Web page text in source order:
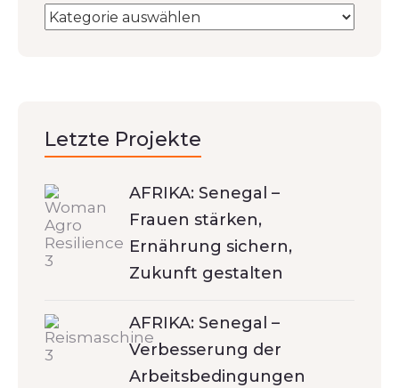
Letzte Projekte
AFRIKA: Senegal –
Frauen stärken,
Ernährung sichern,
Zukunft gestalten
AFRIKA: Senegal –
Verbesserung der
Arbeitsbedingungen